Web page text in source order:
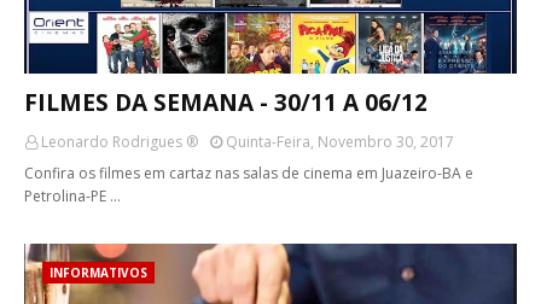
FILMES DA SEMANA - 30/11 A 06/12
Leonardo Rodrigues ®
Quinta-Feira, Novembro 30, 2017
Confira os filmes em cartaz nas salas de cinema em Juazeiro-BA e
Petrolina-PE …
INFORMATIVOS